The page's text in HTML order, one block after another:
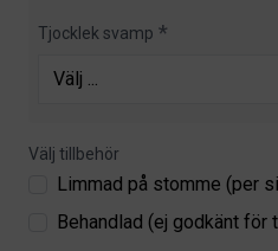
Tjocklek svamp
Välj tillbehör
Limmad på stomme (per
Behandlad (ej godkänt för